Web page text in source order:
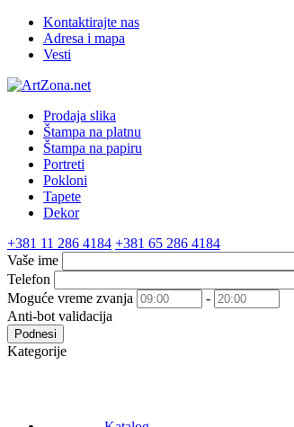
Kontaktirajte nas
Adresa i mapa
Vesti
Prodaja slika
Štampa na platnu
Štampa na papiru
Portreti
Pokloni
Tapete
Dekor
+381 11 286 4184 +381 65 286 4184
Vaše ime
Telefon
Moguće vreme zvanja
-
Anti-bot validacija
Podnesi
Kategorije